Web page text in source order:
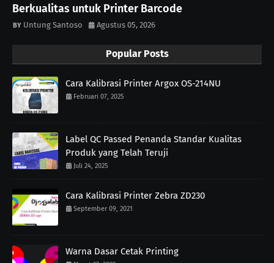
Berkualitas untuk Printer Barcode
Untung Santoso Agustus 05, 2026
Popular Posts
Cara Kalibrasi Printer Argox OS-214NU
Februari 07, 2025
Label QC Passed Penanda Standar Kualitas
Produk yang Telah Teruji
Juli 24, 2025
Cara Kalibrasi Printer Zebra ZD230
September 09, 2021
Warna Dasar Cetak Printing